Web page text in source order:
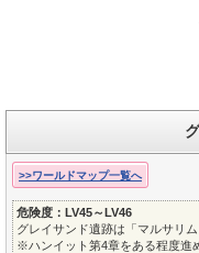
>>ワールドマップ一覧へ
危険度：LV45～LV46
グレイサンド遺跡は「マルサリ
※ハンイット第4章をある程度進